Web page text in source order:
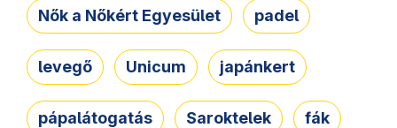
Nők a Nőkért Egyesület padel
levegő Unicum japánkert
pápalátogatás Saroktelek fák